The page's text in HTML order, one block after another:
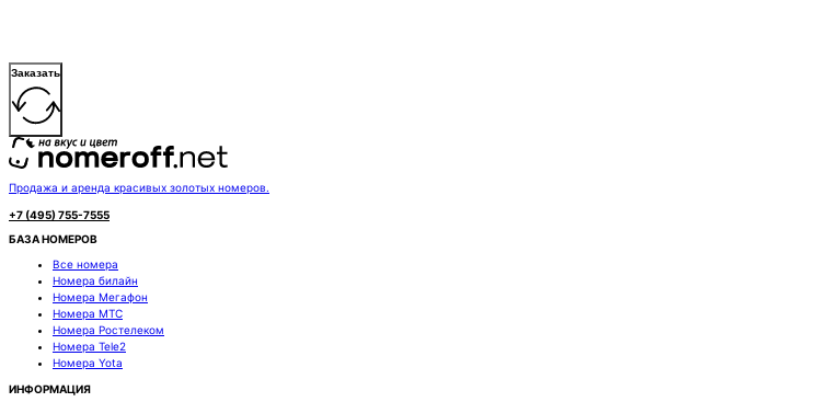
Заказать
Продажа и аренда красивых золотых номеров.
+7 (495) 755-7555
БАЗА НОМЕРОВ
Все номера
Номера билайн
Номера Мегафон
Номера МТС
Номера Ростелеком
Номера Tele2
Номера Yota
ИНФОРМАЦИЯ